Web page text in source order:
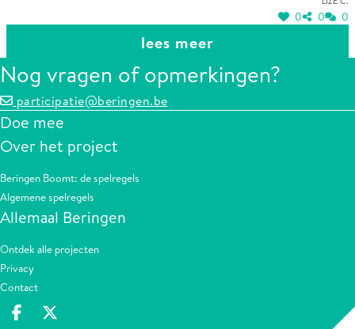
0 0 0
lees meer
Nog vragen of opmerkingen?
participatie@beringen.be
Doe mee
Over het project
Beringen Boomt: de spelregels
Algemene spelregels
Allemaal Beringen
Ontdek alle projecten
Privacy
Contact